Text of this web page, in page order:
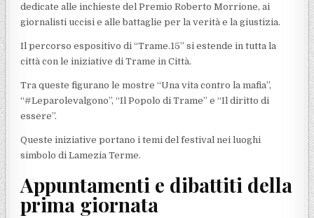
dedicate alle inchieste del Premio Roberto Morrione, ai
giornalisti uccisi e alle battaglie per la verità e la giustizia.
Il percorso espositivo di “Trame.15” si estende in tutta la
città con le iniziative di Trame in Città.
Tra queste figurano le mostre “Una vita contro la mafia”,
“#Leparolevalgono”, “Il Popolo di Trame” e “Il diritto di
essere”.
Queste iniziative portano i temi del festival nei luoghi
simbolo di Lamezia Terme.
Appuntamenti e dibattiti della
prima giornata